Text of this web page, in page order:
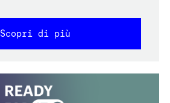
Scopri di più